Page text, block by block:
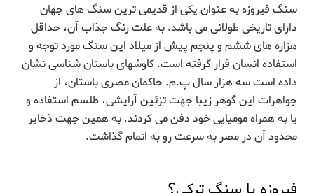
سنگ فیروزه به عنوان یکی از قدیمی ترین سنگ های جهان
دارای تاریخی طولانی می باشد. به علت رنگ جذاب آن، حداقل
هزاره های ششم و پنجم پیش از میلاد این سنگ مورد توجه و
استفاده انسان قرار گرفته است. کاوشهای باستان شناسی نشان
داده است سه هزار سال پ.م. حاکمان مصری باستان، از
جواهرات این گوهر زیبا جهت تزئین آرایشی، طلسم استفاده و
یا به همراه مومیایی خود دفن می کردند. به همین جهت ذخایر
محدود آن در مصر به سرعت رو به اتمام گذاشت.